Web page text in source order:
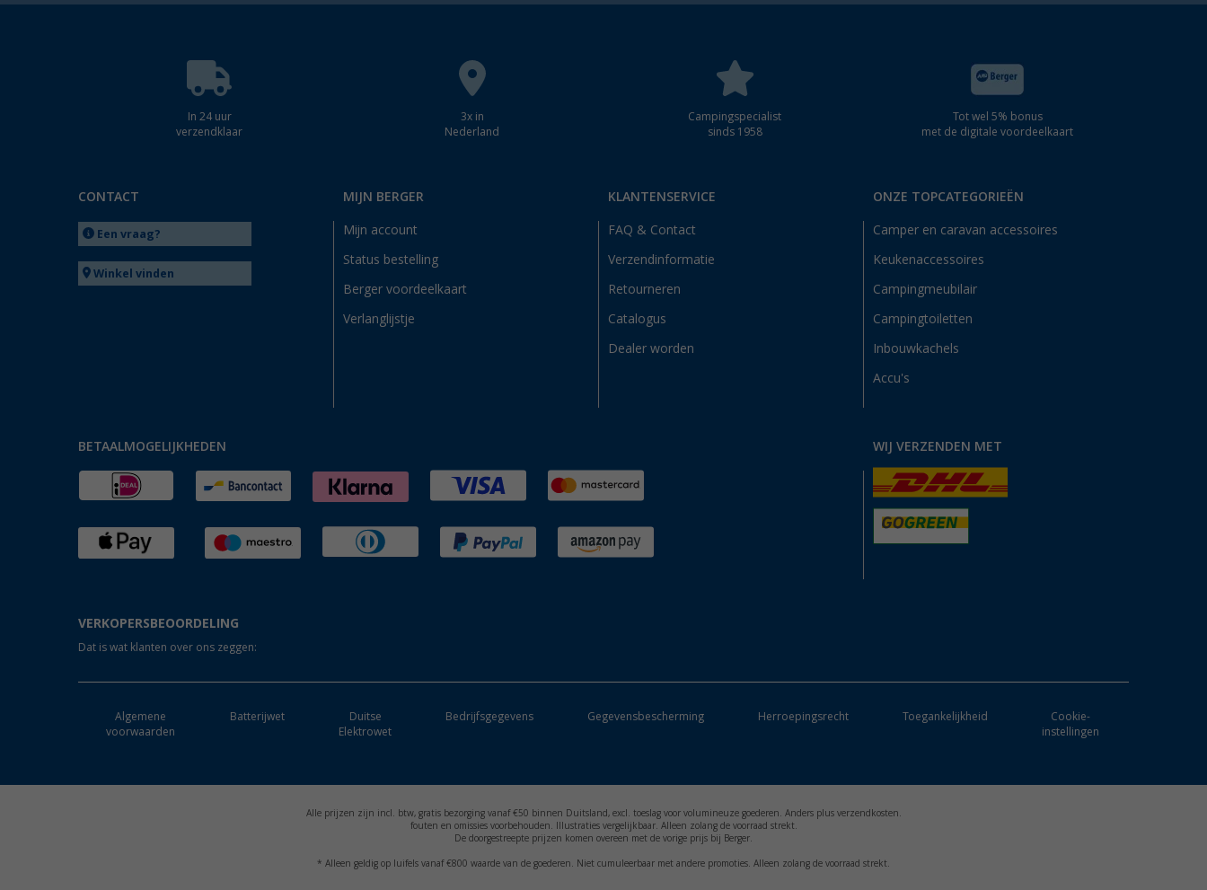
In 24 uur
verzendklaar
3x in
Nederland
Campingspecialist
sinds 1958
Tot wel 5% bonus
met de digitale voordeelkaart
CONTACT
Een vraag?
Winkel vinden
MIJN BERGER
Mijn account
Status bestelling
Berger voordeelkaart
Verlanglijstje
KLANTENSERVICE
FAQ & Contact
Verzendinformatie
Retourneren
Catalogus
Dealer worden
ONZE TOPCATEGORIEËN
Camper en caravan accessoires
Keukenaccessoires
Campingmeubilair
Campingtoiletten
Inbouwkachels
Accu's
BETAALMOGELIJKHEDEN WIJ VERZENDEN MET
VERKOPERSBEOORDELING
Dat is wat klanten over ons zeggen:
Algemene
voorwaarden
Batterijwet
Duitse
Elektrowet
Bedrijfsgegevens Gegevensbescherming Herroepingsrecht Toegankelijkheid
Cookie-
instellingen
Alle prijzen zijn incl. btw, gratis bezorging vanaf €50 binnen Duitsland, excl. toeslag voor volumineuze goederen. Anders plus verzendkosten.
fouten en omissies voorbehouden. Illustraties vergelijkbaar. Alleen zolang de voorraad strekt.
De doorgestreepte prijzen komen overeen met de vorige prijs bij Berger.
* Alleen geldig op luifels vanaf €800 waarde van de goederen. Niet cumuleerbaar met andere promoties. Alleen zolang de voorraad strekt.